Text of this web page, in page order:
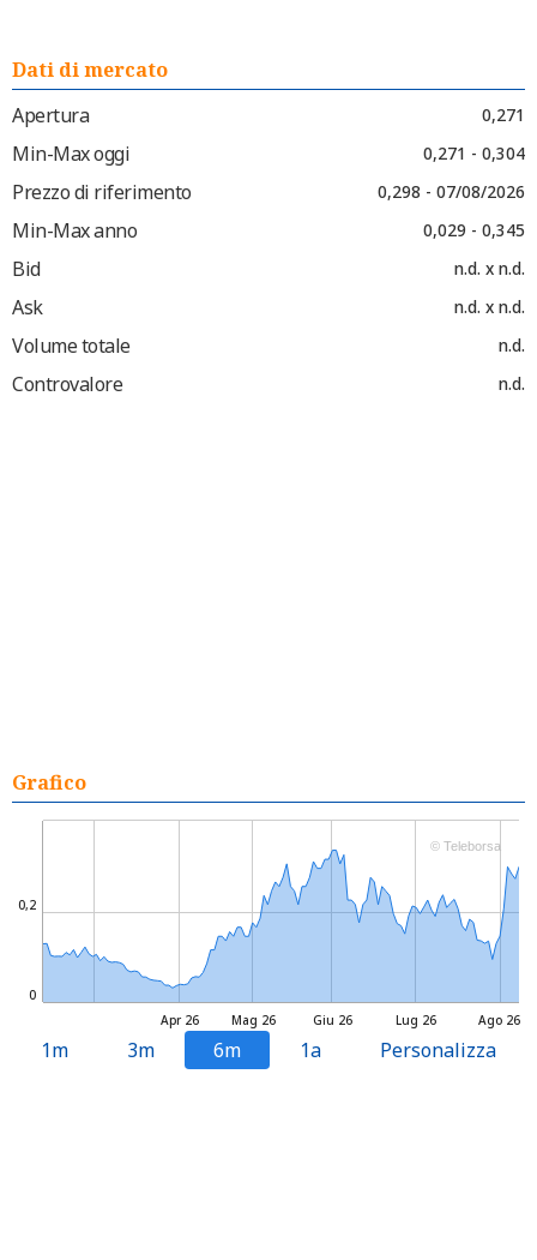
Dati di mercato
Apertura
0,271
Min-Max oggi 0,271 - 0,304
Prezzo di riferimento 0,298 - 07/08/2026
Min-Max anno 0,029 - 0,345
Bid n.d. x n.d.
Ask n.d. x n.d.
Volume totale n.d.
Controvalore n.d.
Grafico
Mag 26 Lug 26
Apr 26 Giu 26 Ago 26
0
0,2
© Teleborsa
1m 3m 6m 1a Personalizza